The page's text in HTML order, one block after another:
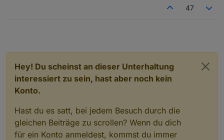
47
Hey! Du scheinst an dieser Unterhaltung
interessiert zu sein, hast aber noch kein
Konto.
Hast du es satt, bei jedem Besuch durch die
gleichen Beiträge zu scrollen? Wenn du dich
für ein Konto anmeldest, kommst du immer